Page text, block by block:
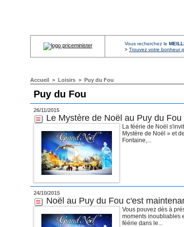
Vous recherchez le
> Trouvez votre bonheur
Accueil > Loisirs > Puy du Fou
Puy du Fou
26/11/2015
Le Mystère de Noël au Puy du
La féérie de Noël
Mystère de Noël » et
Fontaine,...
24/10/2015
Noël au Puy du Fou c'est
Vous pouvez dès à
moments inoubliables
féérie dans le...